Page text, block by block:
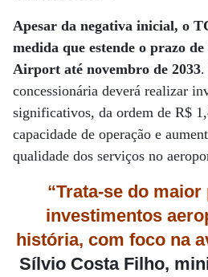
Apesar da negativa inicial, o
medida que estende o prazo
Airport até novembro de 2033.
concessionária deverá realizar
significativos, da ordem de R$
capacidade de operação e
qualidade dos serviços no
“Trata-se do
investimentos
história, com foco na
Sílvio Costa Filho,